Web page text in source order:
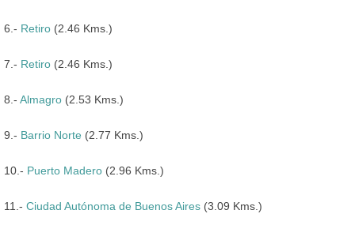
6.- Retiro (2.46 Kms.)
7.- Retiro (2.46 Kms.)
8.- Almagro (2.53 Kms.)
9.- Barrio Norte (2.77 Kms.)
10.- Puerto Madero (2.96 Kms.)
11.- Ciudad Autónoma de Buenos Aires (3.09 Kms.)